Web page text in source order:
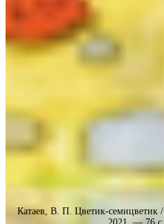
Катаев, В. П. Цветик-